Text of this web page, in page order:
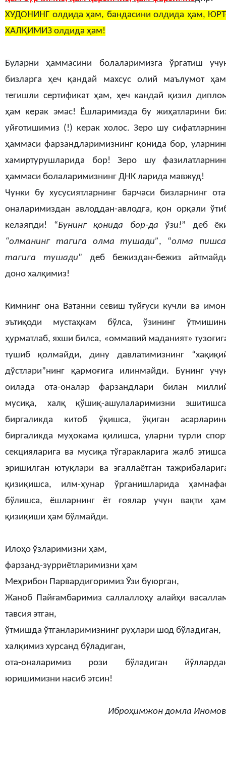
ХУДОНИНГ олдида ҳам, бандасини олдида ҳам,
ХАЛҚИМИЗ олдида ҳам!
Буларни ҳаммасини болаларимизга ўргатиш
бизларга ҳеч қандай махсус олий маълумот
тегишли сертификат ҳам, ҳеч кандай қизил
ҳам керак эмас! Ёшларимизда бу жиҳатларини
уйғотишимиз (!) керак холос. Зеро шу
ҳаммаси фарзандларимизнинг қонида бор,
хамиртурушларида бор! Зеро шу
ҳаммаси болаларимизнинг ДНК ларида мавжуд!
Чунки бу хусусиятларнинг барчаси бизларнинг
оналаримиздан авлоддан-авлодга, қон орқали
келаяпди! “Бунинг қонида бор-да ўзи!” деб
“олманинг тагига олма тушади”, “олма
тагига тушади” деб бежиздан-бежиз
доно халқимиз!
Кимнинг она Ватанни севиш туйғуси кучли ва
эътиқоди мустаҳкам бўлса, ўзининг
ҳурматлаб, яхши билса, «оммавий маданият»
тушиб қолмайди, дину давлатимизнинг
дўстлари”нинг қармоғига илинмайди. Бунинг
оилада ота-оналар фарзандлари билан
мусиқа, халқ қўшиқ-ашулаларимизни
биргаликда китоб ўқишса, ўқиган
биргаликда муҳокама қилишса, уларни турли
секцияларига ва мусиқа тўгаракларига жалб
эришилган ютуқлари ва эгаллаётган
қизиқишса, илм-ҳунар ўрганишларида
бўлишса, ёшларнинг ёт ғоялар учун вақти
қизиқиши ҳам бўлмайди.
Илоҳо ўзларимизни ҳам,
фарзанд-зурриётларимизни ҳам
Меҳрибон Парвардигоримиз Ўзи буюрган,
Жаноб Пайғамбаримиз саллаллоҳу алайҳи
тавсия этган,
ўтмишда ўтганларимизнинг руҳлари шод бўладиган,
халқимиз хурсанд бўладиган,
ота-оналаримиз рози бўладиган
юришимизни насиб этсин!
Иброҳимжон домла